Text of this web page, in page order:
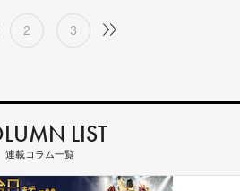
2 3
LIST
連載コラム一覧